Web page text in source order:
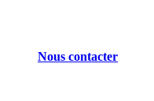
Nous contacter